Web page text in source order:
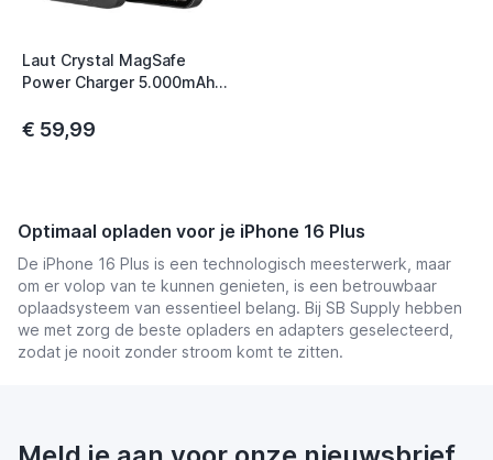
Laut Crystal MagSafe
Power Charger 5.000mAh
€ 59,99
Optimaal opladen voor je iPhone 16 Plus
De iPhone 16 Plus is een technologisch meesterwerk, maar
om er volop van te kunnen genieten, is een betrouwbaar
oplaadsysteem van essentieel belang. Bij SB Supply hebben
we met zorg de beste opladers en adapters geselecteerd,
zodat je nooit zonder stroom komt te zitten.